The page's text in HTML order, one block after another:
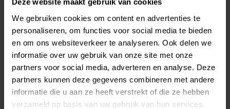
Deze website maakt gebruik van cookies
We gebruiken cookies om content en advertenties te
personaliseren, om functies voor social media te bieden
en om ons websiteverkeer te analyseren. Ook delen we
informatie over uw gebruik van onze site met onze
partners voor social media, adverteren en analyse. Deze
partners kunnen deze gegevens combineren met andere
informatie die u aan ze heeft verstrekt of die ze hebben
verzameld op basis van uw gebruik van hun services.
Een basis bieden
voor
precisielandbouw
met IOT/GIS
Volgende technologieën werden gebruikt: AWS, Terraform,
Java, Spring Boot, PostgreSQL, Hibernate Angular, Github
actions.